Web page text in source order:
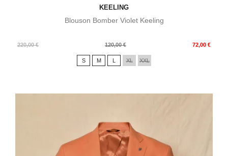
KEELING
Blouson Bomber Violet Keeling
220,00 €
Prix
120,00 € 72,00 €
Prix
S M L XL XXL